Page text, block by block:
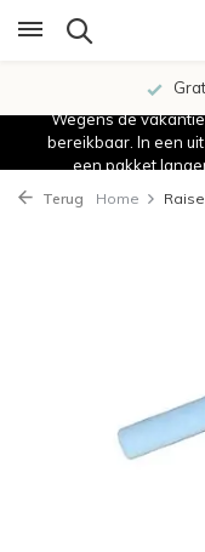
Wegens de
bereikbaar. In een
een pakket
Terug Home